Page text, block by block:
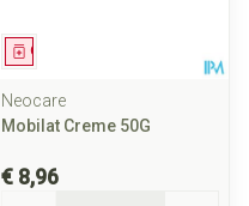
Geneesmiddel
Neocare
Mobilat Creme 50G
€ 8,96